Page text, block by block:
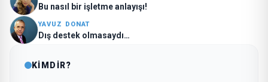
Bu nasıl bir işletme anlayışı!
YAVUZ DONAT
Dış destek olmasaydı…
KİMDİR?